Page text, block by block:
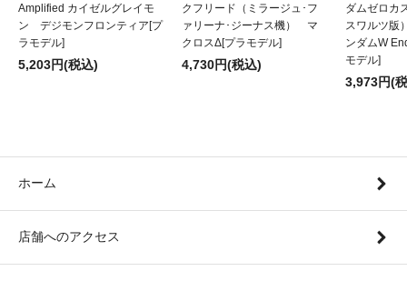
Amplified カイゼルグレイモ
ン デジモンフロンティア[プ
ラモデル]
5,203円(税込)
クフリード（ミラージュ･フ
ァリーナ･ジーナス機） マ
クロスΔ[プラモデル]
4,730円(税込)
ダムゼロカ
スワルツ版
ンダムW
モデル]
3,973円(
ホーム
店舗へのアクセス